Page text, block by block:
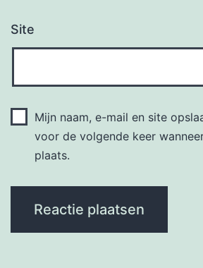
Site
Mijn naam, e-mail en site
voor de volgende keer
plaats.